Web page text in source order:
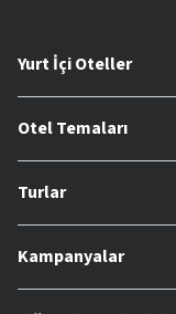
Yurt İçi Oteller
Otel Temaları
Turlar
Kampanyalar